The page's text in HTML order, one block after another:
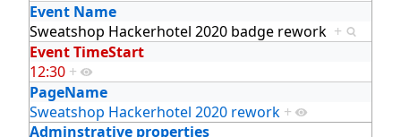
Event Name
Sweatshop Hackerhotel 2020 badge rework +
Event TimeStart
12:30 +
PageName
Sweatshop Hackerhotel 2020 rework +
Adminstrative properties